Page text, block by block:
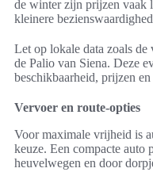
de winter zijn prijzen vaak
kleinere
Let op lokale data zoals de
de Palio van Siena. Deze
beschikbaarheid, prijzen en
Vervoer en route-opties
Voor maximale vrijheid is
keuze. Een compacte auto
heuvelwegen en door